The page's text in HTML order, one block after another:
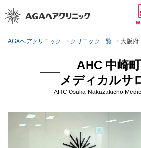
AGAヘアクリニック クリニック一覧 大阪府
AHC 中崎町
メディカルサ
AHC Osaka-Nakazakicho